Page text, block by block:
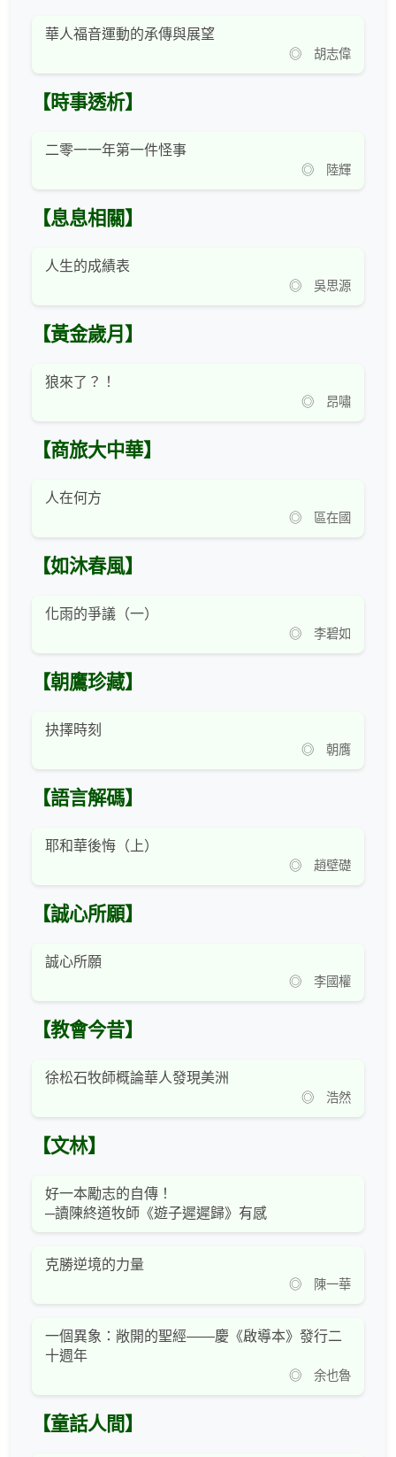
華人福音運動的承傳與展望
◎ 胡志偉
【時事透析】
二零一一年第一件怪事
◎ 陸輝
【息息相關】
人生的成績表
◎ 吳思源
【黃金歲月】
狼來了？！
◎ 昂嘯
【商旅大中華】
人在何方
◎ 區在國
【如沐春風】
化雨的爭議（一）
◎ 李碧如
【朝鷹珍藏】
抉擇時刻
◎ 朝膺
【語言解碼】
耶和華後悔（上）
◎ 趙壁礎
【誠心所願】
誠心所願
◎ 李國權
【教會今昔】
徐松石牧師概論華人發現美洲
◎ 浩然
【文林】
好一本勵志的自傳！
─讀陳終道牧師《遊子遲遲歸》有感
克勝逆境的力量
◎ 陳一華
一個異象：敞開的聖經——慶《啟導本》發行二
十週年
◎ 余也魯
【童話人間】